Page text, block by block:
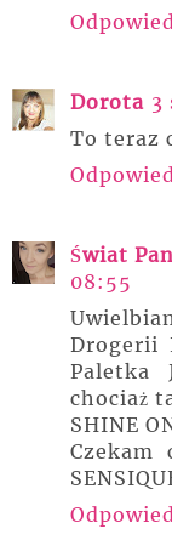
Dorota 3
To teraz
Świat
08:55
Drogerii
Paletka
chociaż
SHINE
Czekam